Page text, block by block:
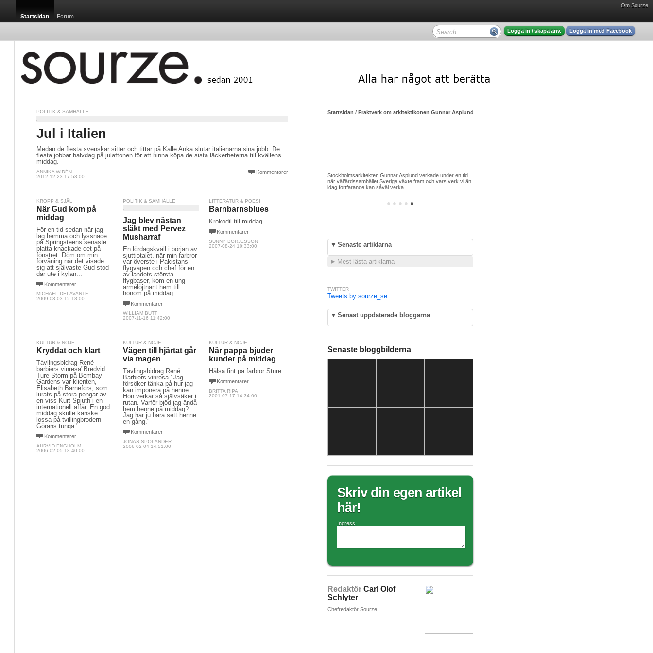
Om Sourze
Startsidan Forum
Logga in / skapa anv. Logga in med Facebook
POLITIK & SAMHÄLLE
Jul i Italien
Medan de flesta svenskar sitter och tittar på Kalle Anka slutar italienarna sina jobb. De
flesta jobbar halvdag på julaftonen för att hinna köpa de sista läckerheterna till kvällens
middag.
Kommentarer
ANNIKA WIDÉN
2012-12-23 17:53:00
KROPP & SJÄL
När Gud kom på
middag
För en tid sedan när jag
låg hemma och lyssnade
på Springsteens senaste
platta knackade det på
fönstret. Döm om min
förvåning när det visade
sig att självaste Gud stod
där ute i kylan...
Kommentarer
MICHAEL DELAVANTE
2009-03-03 12:18:00
POLITIK & SAMHÄLLE
Jag blev nästan
släkt med Pervez
Musharraf
En lördagskväll i början av
sjuttiotalet, när min farbror
var överste i Pakistans
flygvapen och chef för en
av landets största
flygbaser, kom en ung
armélöjtnant hem till
honom på middag.
Kommentarer
WILLIAM BUTT
2007-11-16 11:42:00
LITTERATUR & POESI
Barnbarnsblues
Krokodil till middag
Kommentarer
SUNNY BÖRJESSON
2007-08-24 10:33:00
KULTUR & NÖJE
Kryddat och klart
Tävlingsbidrag René
barbiers vinresa"Bredvid
Ture Storm på Bombay
Gardens var klienten,
Elisabeth Barnefors, som
lurats på stora pengar av
en viss Kurt Spjuth i en
internationell affär. En god
middag skulle kanske
lossa på tvillingbrodern
Görans tunga."
Kommentarer
AHRVID ENGHOLM
2006-02-05 18:40:00
KULTUR & NÖJE
Vägen till hjärtat går
via magen
Tävlingsbidrag René
Barbiers vinresa "Jag
försöker tänka på hur jag
kan imponera på henne.
Hon verkar så självsäker i
rutan. Varför bjöd jag ändå
hem henne på middag?
Jag har ju bara sett henne
en gång."
Kommentarer
JONAS SPOLANDER
2006-02-04 14:51:00
KULTUR & NÖJE
När pappa bjuder
kunder på middag
Hälsa fint på farbror Sture.
Kommentarer
BRITTA RIPA
2001-07-17 14:34:00
● ● ● ● ●
Startsidan / Praktverk om arkitektikonen Gunnar Asplund - mycket intressant läsning
Stockholmsarkitekten Gunnar Asplund verkade under en tid
när välfärdssamhället Sverige växte fram och vars verk vi än
idag fortfarande kan såväl verka ...
▼ Senaste artiklarna
► Mest lästa artiklarna
TWITTER
Tweets by sourze_se
▼ Senast uppdaterade bloggarna
Senaste bloggbilderna
Skriv din egen artikel
här!
Ingress:
Redaktör Carl Olof
Schlyter
Chefredaktör Sourze